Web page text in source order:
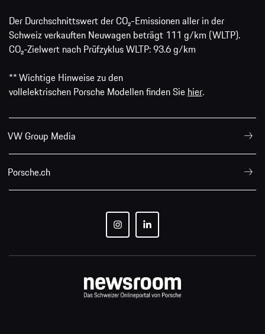
Der Durchschnittswert der CO₂-Emissionen aller in der
Schweiz verkauften Neuwagen beträgt 111 g/km (WLTP).
CO₂-Zielwert nach Prüfzyklus WLTP: 93.6 g/km
** Wichtige Hinweise zu den
vollelektrischen Porsche Modellen finden Sie hier.
VW Group Media
Porsche.ch